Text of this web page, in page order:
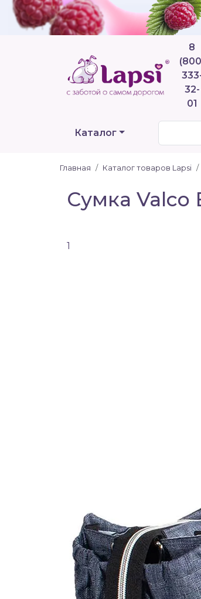
8
32-
01
Каталог
Главная Каталог товаров Lapsi
Сумка Valco
1